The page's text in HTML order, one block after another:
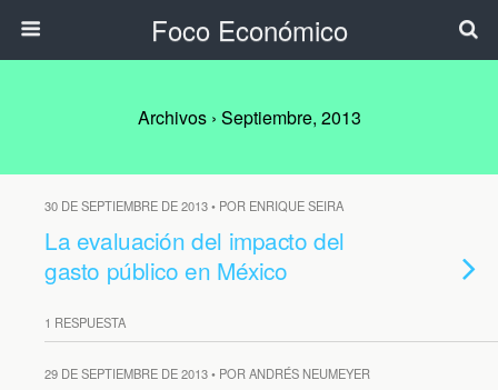
Foco Económico
Archivos › Septiembre, 2013
30 DE SEPTIEMBRE DE 2013 • POR ENRIQUE SEIRA
La evaluación del impacto del
gasto público en México
1 RESPUESTA
29 DE SEPTIEMBRE DE 2013 • POR ANDRÉS NEUMEYER